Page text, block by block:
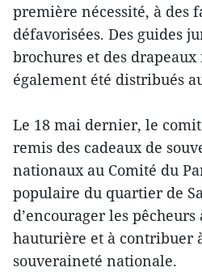
première nécessité, à des
défavorisées. Des guides
brochures et des
également été distribués
Le 18 mai dernier, le
remis des cadeaux de
nationaux au Comité du
populaire du quartier de
d’encourager les
hauturière et à contribuer
souveraineté nationale.